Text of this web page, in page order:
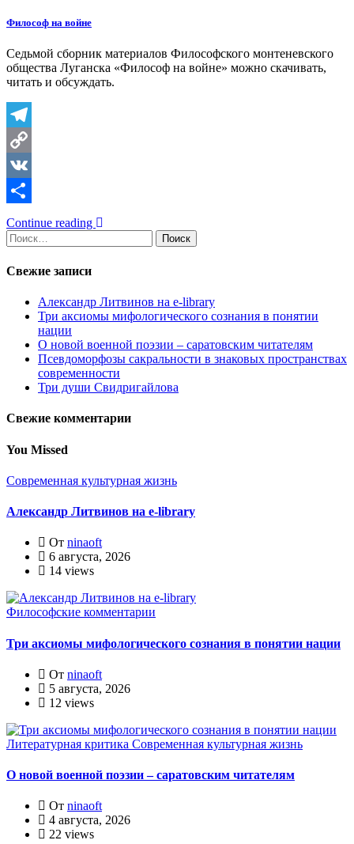
Философ на войне
Седьмой сборник материалов Философского монтеневского
общества Луганска «Философ на войне» можно скачивать,
читать и обсуждать.
Telegram
Copy
Link
VK
Отправить
Continue reading
Найти:
Свежие записи
Александр Литвинов на e-library
Три аксиомы мифологического сознания в понятии
нации
О новой военной поэзии – саратовским читателям
Псевдоморфозы сакральности в знаковых пространствах
современности
Три души Свидригайлова
Свежие комментарии
You Missed
Современная культурная жизнь
Александр Литвинов на e-library
От ninaoft
6 августа, 2026
14 views
Философские комментарии
Три аксиомы мифологического сознания в понятии нации
От ninaoft
5 августа, 2026
12 views
Литературная критика Современная культурная жизнь
О новой военной поэзии – саратовским читателям
От ninaoft
4 августа, 2026
22 views